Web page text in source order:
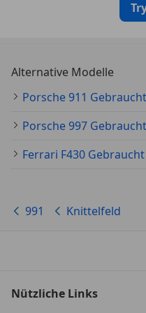
Alternative Modelle
Porsche 911 Gebraucht
Porsche 997 Gebraucht
Ferrari F430 Gebraucht
991 Knittelfeld
Nützliche Links